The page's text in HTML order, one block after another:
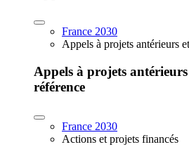
France 2030
Appels à projets antérieurs
Appels à projets
référence
France 2030
Actions et projets financés